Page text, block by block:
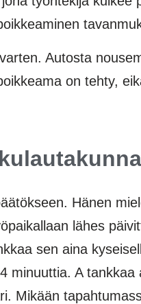
Autosta
on tehty,
Hänen
lähes
sen aina
minuuttia. A
Mikään